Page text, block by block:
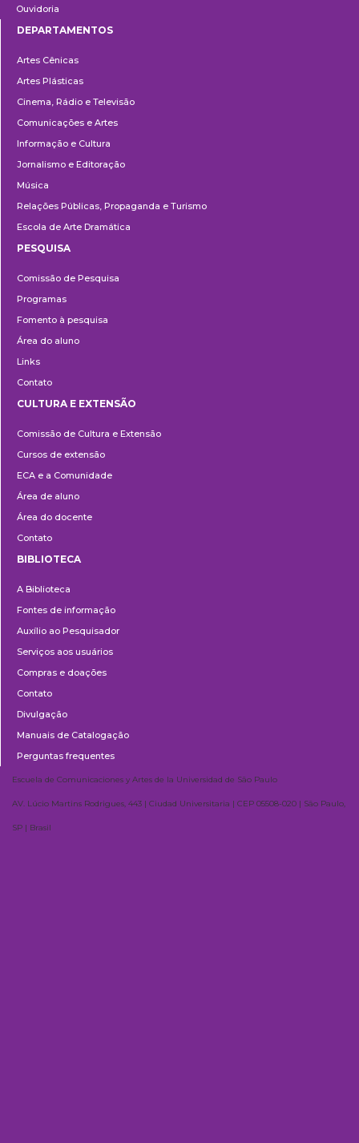
Ouvidoria
DEPARTAMENTOS
Artes Cênicas
Artes Plásticas
Cinema, Rádio e Televisão
Comunicações e Artes
Informação e Cultura
Jornalismo e Editoração
Música
Relações Públicas, Propaganda e Turismo
Escola de Arte Dramática
PESQUISA
Comissão de Pesquisa
Programas
Fomento à pesquisa
Área do aluno
Links
Contato
e
Extensão
CULTURA E EXTENSÃO
Comissão de Cultura e Extensão
Cursos de extensão
ECA e a Comunidade
Área de aluno
Área do docente
Contato
BIBLIOTECA
A Biblioteca
Fontes de informação
Auxílio ao Pesquisador
Serviços aos usuários
Compras e doações
Contato
Divulgação
Manuais de Catalogação
Perguntas frequentes
Escuela de Comunicaciones y Artes de la Universidad de São Paulo
AV. Lúcio Martins Rodrigues, 443 | Ciudad Universitaria | CEP 05508-020 | São Paulo,
SP | Brasil